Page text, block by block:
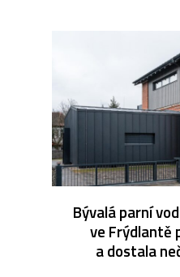
Bývalá parní
ve Frýdlantě
a dostala